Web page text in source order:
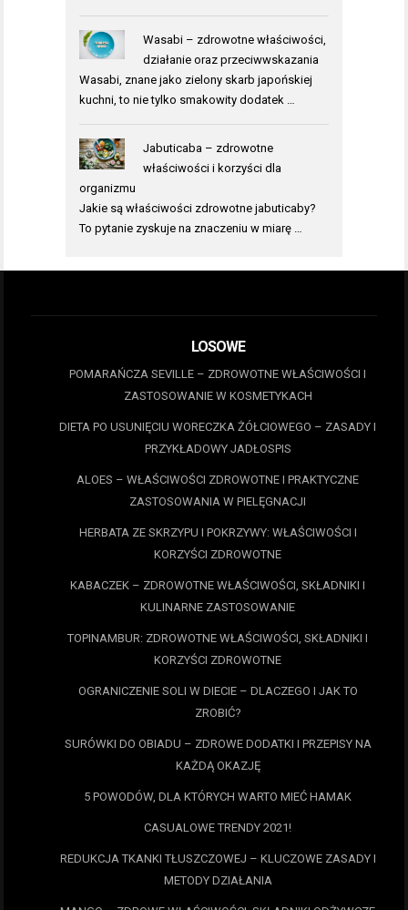
Wasabi – zdrowotne właściwości,
działanie oraz przeciwwskazania
Wasabi, znane jako zielony skarb japońskiej
kuchni, to nie tylko smakowity dodatek …
Jabuticaba – zdrowotne
właściwości i korzyści dla
organizmu
Jakie są właściwości zdrowotne jabuticaby?
To pytanie zyskuje na znaczeniu w miarę …
LOSOWE
POMARAŃCZA SEVILLE – ZDROWOTNE WŁAŚCIWOŚCI I
ZASTOSOWANIE W KOSMETYKACH
DIETA PO USUNIĘCIU WORECZKA ŻÓŁCIOWEGO – ZASADY I
PRZYKŁADOWY JADŁOSPIS
ALOES – WŁAŚCIWOŚCI ZDROWOTNE I PRAKTYCZNE
ZASTOSOWANIA W PIELĘGNACJI
HERBATA ZE SKRZYPU I POKRZYWY: WŁAŚCIWOŚCI I
KORZYŚCI ZDROWOTNE
KABACZEK – ZDROWOTNE WŁAŚCIWOŚCI, SKŁADNIKI I
KULINARNE ZASTOSOWANIE
TOPINAMBUR: ZDROWOTNE WŁAŚCIWOŚCI, SKŁADNIKI I
KORZYŚCI ZDROWOTNE
OGRANICZENIE SOLI W DIECIE – DLACZEGO I JAK TO
ZROBIĆ?
SURÓWKI DO OBIADU – ZDROWE DODATKI I PRZEPISY NA
KAŻDĄ OKAZJĘ
5 POWODÓW, DLA KTÓRYCH WARTO MIEĆ HAMAK
CASUALOWE TRENDY 2021!
REDUKCJA TKANKI TŁUSZCZOWEJ – KLUCZOWE ZASADY I
METODY DZIAŁANIA